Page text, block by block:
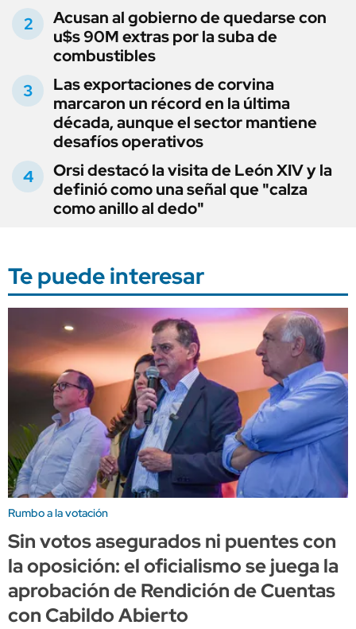
Acusan al gobierno de quedarse con
u$s 90M extras por la suba de
combustibles
Las exportaciones de corvina
marcaron un récord en la última
década, aunque el sector mantiene
desafíos operativos
Orsi destacó la visita de León XIV y la
definió como una señal que "calza
como anillo al dedo"
Te puede interesar
Rumbo a la votación
Sin votos asegurados ni puentes con
la oposición: el oficialismo se juega la
aprobación de Rendición de Cuentas
con Cabildo Abierto